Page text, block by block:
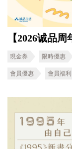
【2026诚品
現金券 限時優惠
會員優惠 會員福利